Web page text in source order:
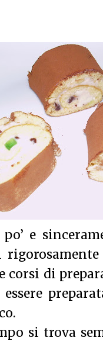
e
corsi di
si trova